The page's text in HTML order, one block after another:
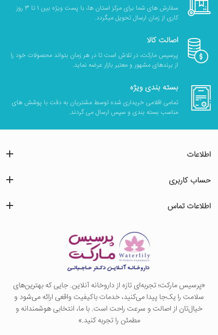
سفارش های شما برای مرکز استان ها، با پست ویژه بین 1 تا 3 روز
کاری از زمان ارسال تحویل میگردد.
اصالت کالا
پرسیس مارکت، در تلاش است تا در هر زمان بتواند محصولات خود را
از برندهای مشهور و معتبر بازار عرضه نماید.
بسته بندی ویژه
تمامی اقلامی خریداری شده توسط مشتریان به دقت با پوشش های
مناسب بسته بندی و سپس ارسال می گردند.
«پرسيس ماركت؛ تجربه‌ای تازه از داروخانه آنلاین. جایی که بهترین‌های
سلامت را یک‌جا پیدا می‌کنید، خدمات باکیفیت واقعی ارائه می‌شود و
خیال‌تان از اصالت و سرعت راحت است. با ما، انتخابی هوشمندانه و
مطمئن را تجربه کنید.»
اطلاعات
حساب کاربری
اطلاعات تماس